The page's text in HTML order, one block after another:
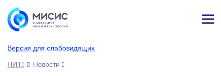
Версия для слабовидящих
НИТУ МИСИС
Новости